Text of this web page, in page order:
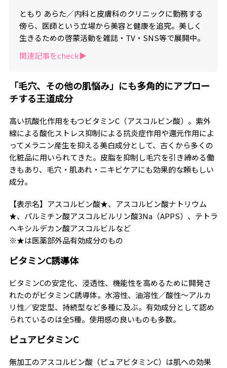
ともり あらた／内科と皮膚科のクリニックに勤務する
傍ら、医師という立場から美容と健康を追究。美しく
生きるための啓蒙活動を雑誌・TV・SNS等で展開中。
関連記事をcheck▶︎
「毛穴、その他の肌悩み」にも多角的にアプロー
チする王道成分
高い抗酸化作用をもつビタミンC（アスコルビン酸）。紫外
線による酸化ストレス抑制による抗炎症作用や還元作用によ
ってメラニン産生を抑える美白成分として、古くから多くの
化粧品に用いられてきた。皮脂を抑制し毛穴を引き締める働
きもあり、毛穴・肌あれ・ニキビケアにも効果的な頼もしい
成分。
【表示名】アスコルビン酸★、アスコルビン酸ナトリウム
★、パルミチン酸アスコルビルリン酸3Na（APPS）、テトラ
へキシルデカン酸アスコルビルなど
※★は医薬部外品有効成分のもの
ビタミンC誘導体
ビタミンCの安定化、浸透性、機能性を高めるために開発さ
れたのがビタミンC誘導体。水溶性、油溶性／酸性〜アルカ
リ性／安定型、持続型など多種に及ぶ。有効成分として認め
られているのは全5種。使用感の良いものも多数。
ピュアビタミンC
無加工のアスコルビン酸（ピュアビタミンC）は肌への効果